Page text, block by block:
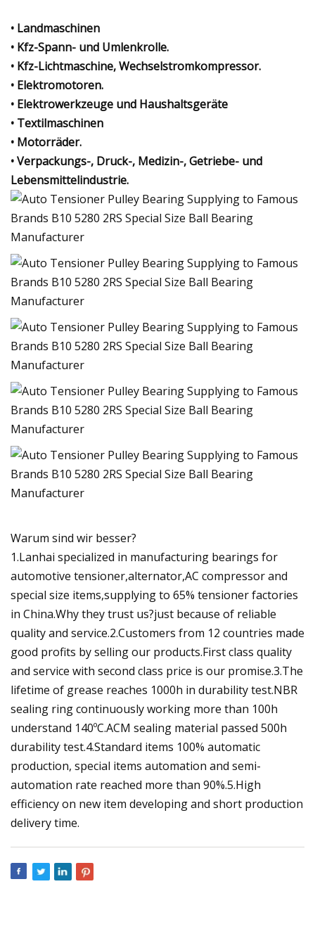
• Landmaschinen
• Kfz-Spann- und Umlenkrolle.
• Kfz-Lichtmaschine, Wechselstromkompressor.
• Elektromotoren.
• Elektrowerkzeuge und Haushaltsgeräte
• Textilmaschinen
• Motorräder.
• Verpackungs-, Druck-, Medizin-, Getriebe- und
Lebensmittelindustrie.
Warum sind wir besser?
1.Lanhai specialized in manufacturing bearings for
automotive tensioner,alternator,AC compressor and
special size items,supplying to 65% tensioner factories
in China.Why they trust us?just because of reliable
quality and service.2.Customers from 12 countries made
good profits by selling our products.First class quality
and service with second class price is our promise.3.The
lifetime of grease reaches 1000h in durability test.NBR
sealing ring continuously working more than 100h
understand 140ºC.ACM sealing material passed 500h
durability test.4.Standard items 100% automatic
production, special items automation and semi-
automation rate reached more than 90%.5.High
efficiency on new item developing and short production
delivery time.